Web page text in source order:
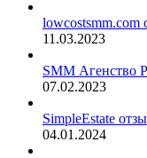
lowcostsmm.com
11.03.2023
SMM Агенство
07.02.2023
SimpleEstate
04.01.2024